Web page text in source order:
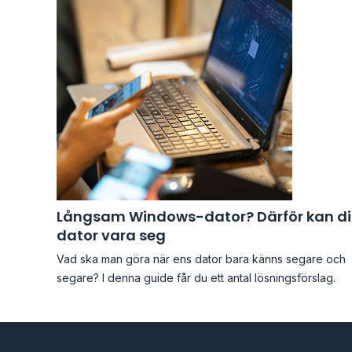
Långsam Windows-dator? Därför kan
dator vara seg
Vad ska man göra när ens dator bara känns segare och
segare? I denna guide får du ett antal lösningsförslag.